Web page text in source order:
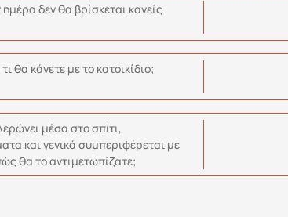
δεν θα βρίσκεται κανείς
θα κάνετε με το κατοικίδιο;
μέσα στο σπίτι,
και γενικά συμπεριφέρεται με
θα το αντιμετωπίζατε;